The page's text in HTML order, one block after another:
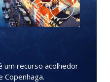
um recurso acolhedor
Copenhaga.